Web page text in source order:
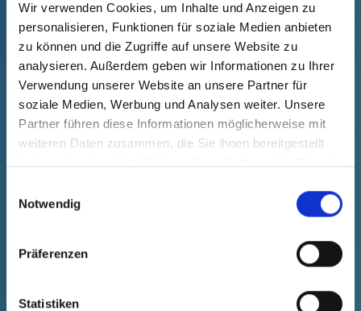
Wir verwenden Cookies, um Inhalte und Anzeigen zu
personalisieren, Funktionen für soziale Medien anbieten
zu können und die Zugriffe auf unsere Website zu
analysieren. Außerdem geben wir Informationen zu Ihrer
Verwendung unserer Website an unsere Partner für
soziale Medien, Werbung und Analysen weiter. Unsere
Partner führen diese Informationen möglicherweise mit
weiteren Daten zusammen, die Sie ihnen bereitgestellt
Notwendig
Präferenzen
Statistiken
GPN 360 KS 2312 PCR-PE / PE-
LD, galben
Date tehnice
s'estomper
Comanda nr.
36023120073
Preț unitar
la cerere
Selecție
--
Cantitate (bucăți)
--
NOU